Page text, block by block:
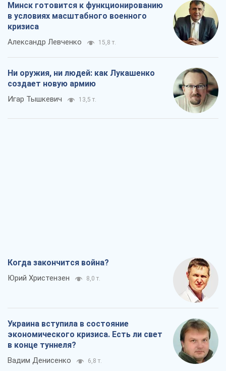
Минск готовится к функционированию
в условиях масштабного военного
кризиса
Александр Левченко 15,8 т.
Ни оружия, ни людей: как Лукашенко
создает новую армию
Игар Тышкевич 13,5 т.
Когда закончится война?
Юрий Христензен 8,0 т.
Украина вступила в состояние
экономического кризиса. Есть ли свет
в конце туннеля?
Вадим Денисенко 6,8 т.